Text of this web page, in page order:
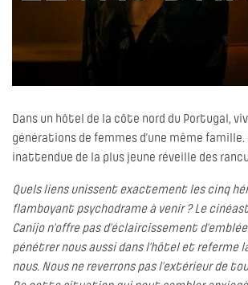
Dans un hôtel de la côte nord du Portugal,
générations de femmes d’une même famille.
inattendue de la plus jeune réveille des
Quels liens unissent exactement les cinq
flamboyant psychodrame à venir ? Le
Canijo n’offre pas d’éclaircissement
pénétrer nous aussi dans l’hôtel et referme
nous. Nous ne reverrons pas l’extérieur de